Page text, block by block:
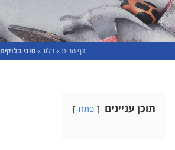
דף הבית»בלוג»סוגי בלוקים
תוכן עניינים פתח